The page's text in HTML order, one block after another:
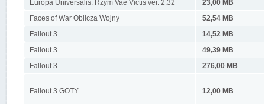
Europa Universalis: Rzym Vae Victis ver. 2.32
23,00 MB
Faces of War Oblicza Wojny
52,54 MB
Fallout 3
14,52 MB
Fallout 3
49,39 MB
Fallout 3
276,00 MB
Fallout 3 GOTY 12,00 MB